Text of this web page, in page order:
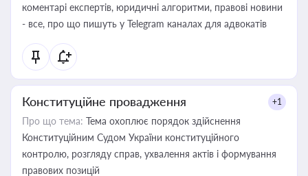
коментарі експертів, юридичні алгоритми, правові новини
- все, про що пишуть у Telegram каналах для адвокатів
Конституційне провадження +1
Про що тема: Тема охоплює порядок здійснення
Конституційним Судом України конституційного
контролю, розгляду справ, ухвалення актів і формування
правових позицій